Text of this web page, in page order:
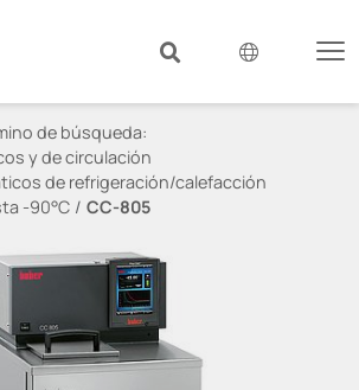
de búsqueda:
y de circulación
de refrigeración/calefacción
-90°C
CC-805